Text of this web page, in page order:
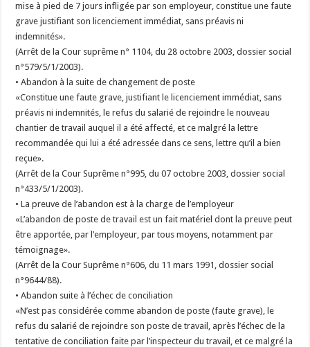
mise à pied de 7 jours infligée par son employeur, constitue une faute
grave justifiant son licenciement immédiat, sans préavis ni
indemnités».
(Arrêt de la Cour suprême n° 1104, du 28 octobre 2003, dossier social
n°579/5/1/2003).
• Abandon à la suite de changement de poste
«Constitue une faute grave, justifiant le licenciement immédiat, sans
préavis ni indemnités, le refus du salarié de rejoindre le nouveau
chantier de travail auquel il a été affecté, et ce malgré la lettre
recommandée qui lui a été adressée dans ce sens, lettre qu’il a bien
reçue».
(Arrêt de la Cour Suprême n°995, du 07 octobre 2003, dossier social
n°433/5/1/2003).
• La preuve de l’abandon est à la charge de l’employeur
«L’abandon de poste de travail est un fait matériel dont la preuve peut
être apportée, par l’employeur, par tous moyens, notamment par
témoignage».
(Arrêt de la Cour Suprême n°606, du 11 mars 1991, dossier social
n°9644/88).
• Abandon suite à l’échec de conciliation
«N’est pas considérée comme abandon de poste (faute grave), le
refus du salarié de rejoindre son poste de travail, après l’échec de la
tentative de conciliation faite par l’inspecteur du travail, et ce malgré la